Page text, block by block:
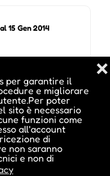
per garantire il
e migliorare
poter
sito è necessario
funzioni come
all'account
di
non saranno
e non di
❌
15 Gen 2014